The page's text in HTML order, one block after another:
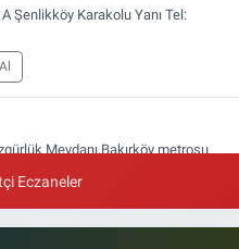
Şenlikköy Karakolu Yanı Tel:
Meydanı,Bakırköy metrosu
Eczaneler